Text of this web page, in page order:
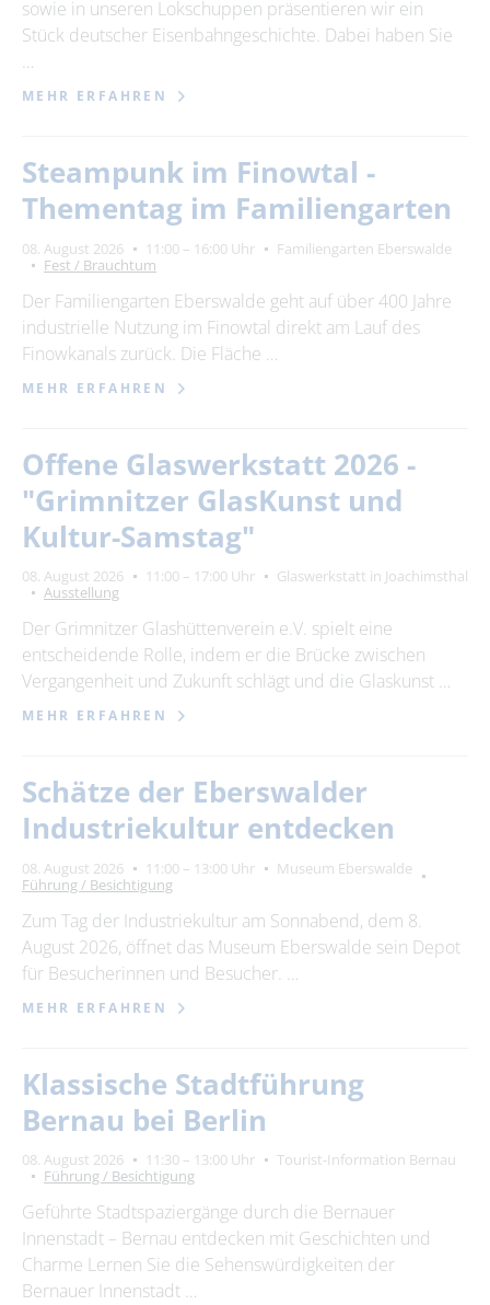
sowie in unseren Lokschuppen präsentieren wir ein
Stück deutscher Eisenbahngeschichte. Dabei haben Sie
…
MEHR ERFAHREN
Steampunk im Finowtal -
Thementag im Familiengarten
08. August 2026 11:00 – 16:00 Uhr
Familiengarten Eberswalde
Fest / Brauchtum
Der Familiengarten Eberswalde geht auf über 400 Jahre
industrielle Nutzung im Finowtal direkt am Lauf des
Finowkanals zurück. Die Fläche …
MEHR ERFAHREN
Offene Glaswerkstatt 2026 -
"Grimnitzer GlasKunst und
Kultur-Samstag"
08. August 2026 11:00 – 17:00 Uhr
Glaswerkstatt in Joachimsthal
Ausstellung
Der Grimnitzer Glashüttenverein e.V. spielt eine
entscheidende Rolle, indem er die Brücke zwischen
Vergangenheit und Zukunft schlägt und die Glaskunst …
MEHR ERFAHREN
Schätze der Eberswalder
Industriekultur entdecken
08. August 2026 11:00 – 13:00 Uhr
Museum Eberswalde
Führung / Besichtigung
Zum Tag der Industriekultur am Sonnabend, dem 8.
August 2026, öffnet das Museum Eberswalde sein Depot
für Besucherinnen und Besucher. …
MEHR ERFAHREN
Klassische Stadtführung
Bernau bei Berlin
08. August 2026 11:30 – 13:00 Uhr
Tourist-Information Bernau
Führung / Besichtigung
Geführte Stadtspaziergänge durch die Bernauer
Innenstadt – Bernau entdecken mit Geschichten und
Charme Lernen Sie die Sehenswürdigkeiten der
Bernauer Innenstadt …